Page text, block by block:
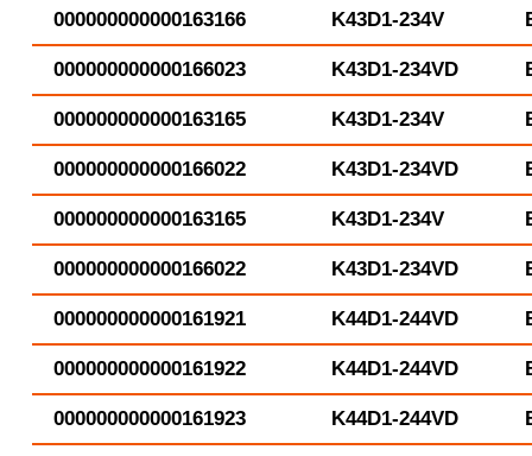
000000000000163166 K43D1-234V
000000000000166023 K43D1-234VD
000000000000163165 K43D1-234V
000000000000166022 K43D1-234VD
000000000000163165 K43D1-234V
000000000000166022 K43D1-234VD
000000000000161921 K44D1-244VD
000000000000161922 K44D1-244VD
000000000000161923 K44D1-244VD